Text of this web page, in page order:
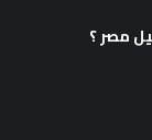
مصر ؟